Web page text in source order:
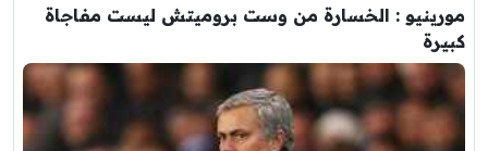
مورينيو : الخسارة من وست بروميتش ليست مفاجاة
كبيرة